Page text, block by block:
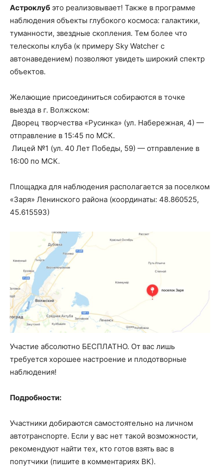
Астроклуб это реализовывает! Также в программе
наблюдения объекты глубокого космоса: галактики,
туманности, звездные скопления. Тем более что
телескопы клуба (к примеру Sky Watcher с
автонаведением) позволяют увидеть широкий спектр
объектов.
Желающие присоединиться собираются в точке
выезда в г. Волжском:
Дворец творчества «Русинка» (ул. Набережная, 4) —
отправление в 15:45 по МСК.
Лицей №1 (ул. 40 Лет Победы, 59) — отправление в
16:00 по МСК.
Площадка для наблюдения располагается за поселком
«Заря» Ленинского района (координаты: 48.860525,
45.615593)
Участие абсолютно БЕСПЛАТНО. От вас лишь
требуется хорошее настроение и плодотворные
наблюдения!
Подробности:
Участники добираются самостоятельно на личном
автотранспорте. Если у вас нет такой возможности,
рекомендуют найти тех, кто готов взять вас в
попутчики (пишите в комментариях ВК).